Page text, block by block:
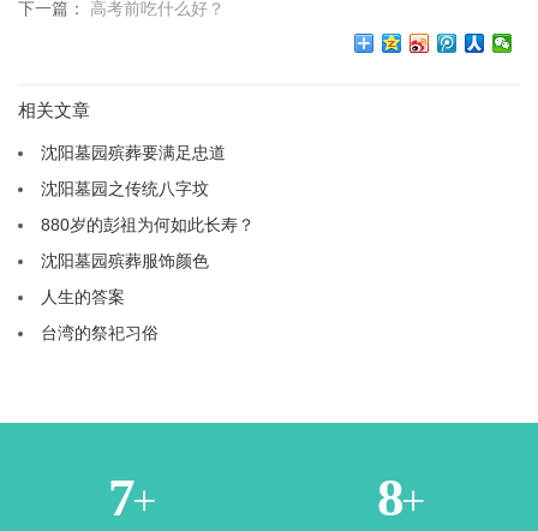
下一篇： 高考前吃什么好？
相关文章
沈阳墓园殡葬要满足忠道
沈阳墓园之传统八字坟
880岁的彭祖为何如此长寿？
沈阳墓园殡葬服饰颜色
人生的答案
台湾的祭祀习俗
1+ 3+